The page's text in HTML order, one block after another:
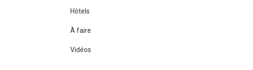
Hôtels
À faire
Vidéos